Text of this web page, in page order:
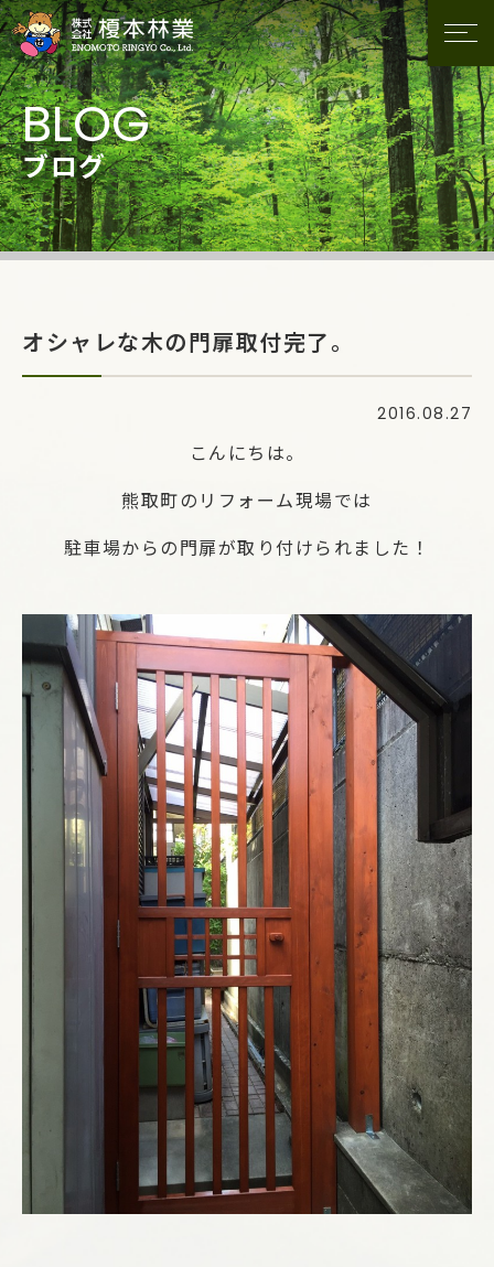
ブログ
オシャレな木の門扉取付完了。
2016.08.27
こんにちは。
熊取町のリフォーム現場では
駐車場からの門扉が取り付けられました！